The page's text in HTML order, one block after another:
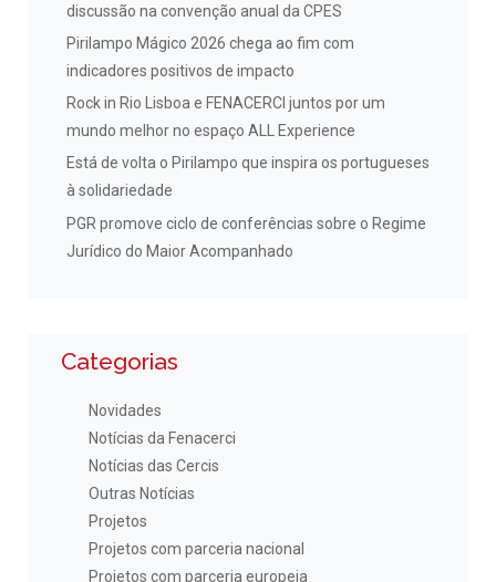
discussão na convenção anual da CPES
Pirilampo Mágico 2026 chega ao fim com
indicadores positivos de impacto
Rock in Rio Lisboa e FENACERCI juntos por um
mundo melhor no espaço ALL Experience
Está de volta o Pirilampo que inspira os portugueses
à solidariedade
PGR promove ciclo de conferências sobre o Regime
Jurídico do Maior Acompanhado
Categorias
Novidades
Notícias da Fenacerci
Notícias das Cercis
Outras Notícias
Projetos
Projetos com parceria nacional
Projetos com parceria europeia